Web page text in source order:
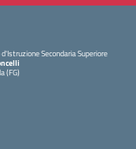
Secondaria Superiore
(FG)
la pagina iniziale della scuola